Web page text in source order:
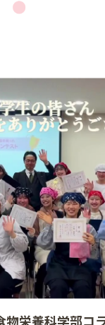
栄養科学部コ